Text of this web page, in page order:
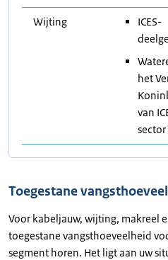
Wijting
ICES-
het
van
sector
Toegestane
Voor kabeljauw, wijting, makreel
toegestane vangsthoeveelheid
segment horen. Het ligt aan uw